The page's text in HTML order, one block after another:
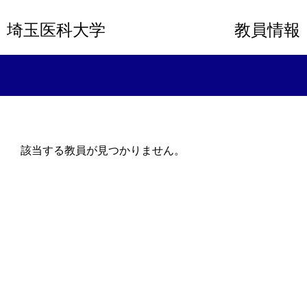
埼玉医科大学 教員情報
該当する教員が見つかりません。